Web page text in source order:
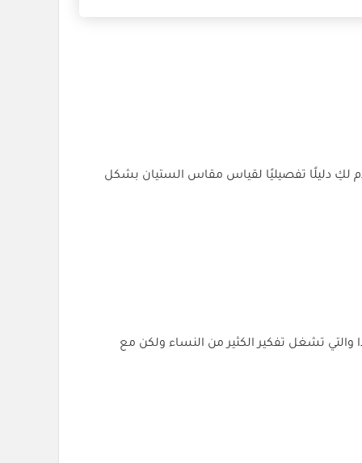
لكِ دليلًا تفصيليًا لقياس مقاس الستيان بشكل
تشغل تفكير الكثير من النساء ولكن مع